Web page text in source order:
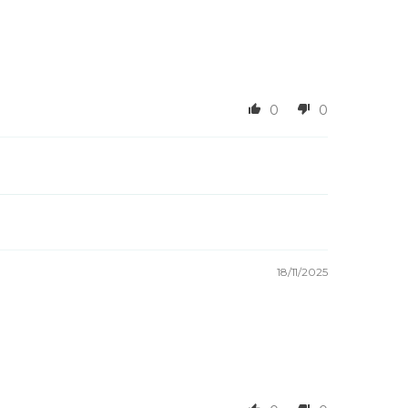
0 0
18/11/2025